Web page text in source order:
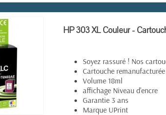
HP 303 XL Couleur -
Soyez rassuré ! Nos
Cartouche
Volume 18ml
affichage Niveau d'encre
Garantie 3 ans
Marque UPrint